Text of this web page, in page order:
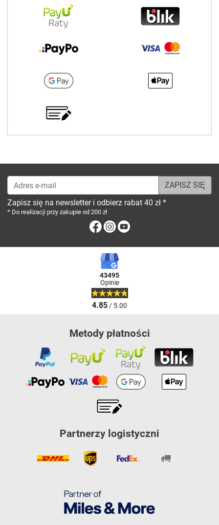
Adres e-mail
Zapisz się na newsletter i odbierz rabat 40 zł *
* Do realizacji przy zakupie od 200 zł
FacebookInstagram
43495
Opinie
4.85/ 5.00
Metody płatności
Partnerzy logistyczni